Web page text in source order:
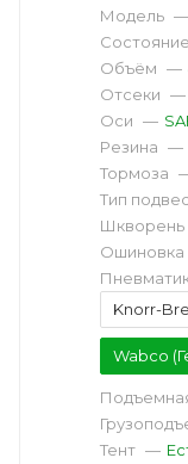
Модель —
Состояние
Объём —
Отсеки —
Оси —
Резина —
Тормоза
Тип
Шкворень
Ошиновка
Knorr-
Wabco
Тент —